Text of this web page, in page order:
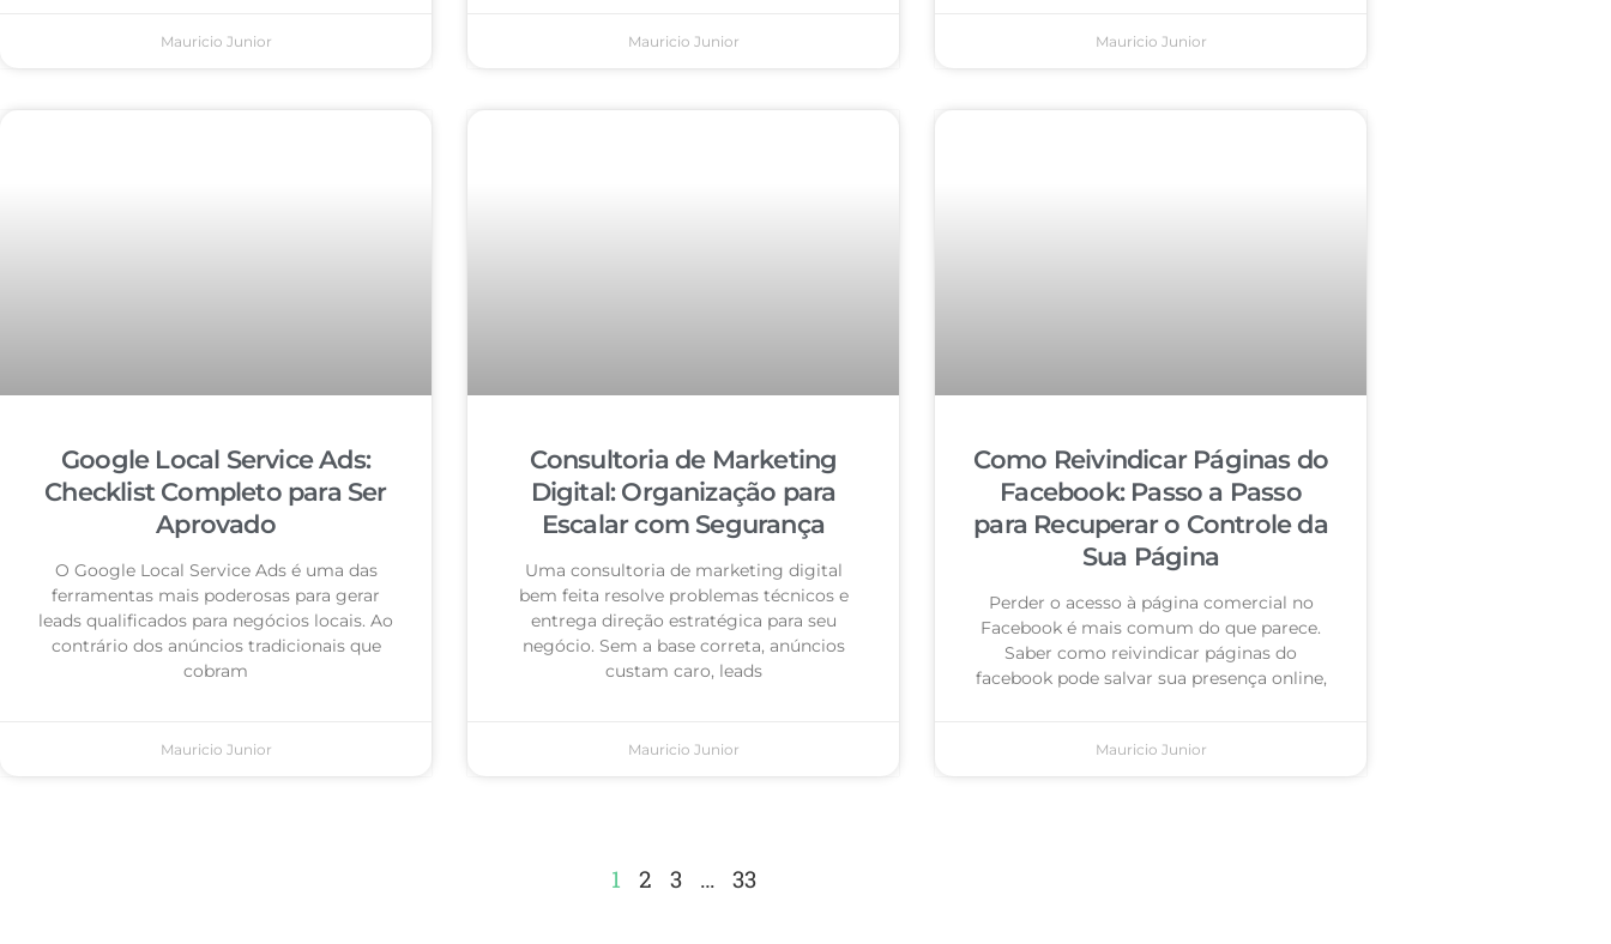
Mauricio Junior Mauricio Junior Mauricio Junior
Google Local Service Ads:
Checklist Completo para Ser
Aprovado
O Google Local Service Ads é uma das
ferramentas mais poderosas para gerar
leads qualificados para negócios locais. Ao
contrário dos anúncios tradicionais que
cobram
Mauricio Junior
Consultoria de Marketing
Digital: Organização para
Escalar com Segurança
Uma consultoria de marketing digital
bem feita resolve problemas técnicos e
entrega direção estratégica para seu
negócio. Sem a base correta, anúncios
custam caro, leads
Mauricio Junior
Como Reivindicar Páginas do
Facebook: Passo a Passo
para Recuperar o Controle da
Sua Página
Perder o acesso à página comercial no
Facebook é mais comum do que parece.
Saber como reivindicar páginas do
facebook pode salvar sua presença online,
Mauricio Junior
1 2 3 … 33